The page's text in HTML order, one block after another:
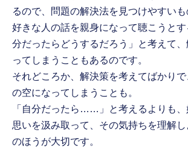
るので、問題の解決法を見つけやすいも
好きな人の話を親身になって聴こうと
分だったらどうするだろう」と考えて
ってしまうこともあるのです。
それどころか、解決策を考えてばかり
の空になってしまうことも。
「自分だったら……」と考えるよりも、
思いを汲み取って、その気持ちを理解
のほうが大切です。